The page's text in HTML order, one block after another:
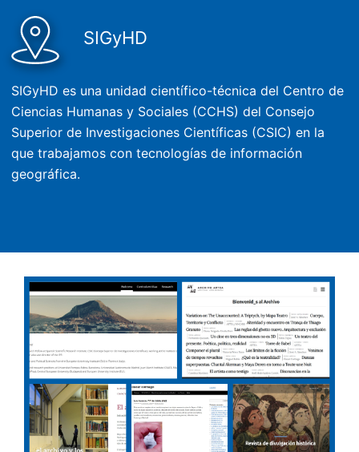
SIGyHD
SIGyHD es una unidad científico-técnica del Centro de
Ciencias Humanas y Sociales (CCHS) del Consejo
Superior de Investigaciones Científicas (CSIC) en la
que trabajamos con tecnologías de información
geográfica.